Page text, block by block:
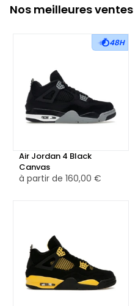
Nos meilleures ventes
48H
Air Jordan 4 Black
Canvas
à partir de 160,00 €